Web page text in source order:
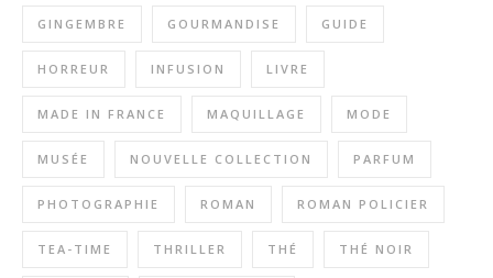
GINGEMBRE GOURMANDISE GUIDE
HORREUR INFUSION LIVRE
MADE IN FRANCE MAQUILLAGE MODE
MUSÉE NOUVELLE COLLECTION PARFUM
PHOTOGRAPHIE ROMAN ROMAN POLICIER
TEA-TIME THRILLER THÉ THÉ NOIR